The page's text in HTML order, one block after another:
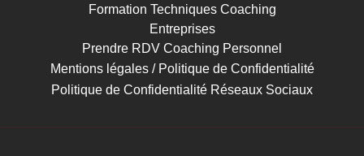
Formation Techniques Coaching
Entreprises
Prendre RDV Coaching Personnel
Mentions légales / Politique de Confidentialité
Politique de Confidentialité Réseaux Sociaux